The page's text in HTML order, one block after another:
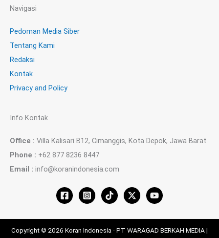
Navigasi
Pedoman Media Siber
Tentang Kami
Redaksi
Kontak
Privacy and Policy
Info Kontak
Office : Villa Kalisari B12, Cimanggis, Kota Depok, Jawa Barat
Phone : +62 877 8236 8447
Email : info@koranindonesia.com
Copyright © 2026 Koran Indonesia - PT WARAGAD BERKAH MEDIA |